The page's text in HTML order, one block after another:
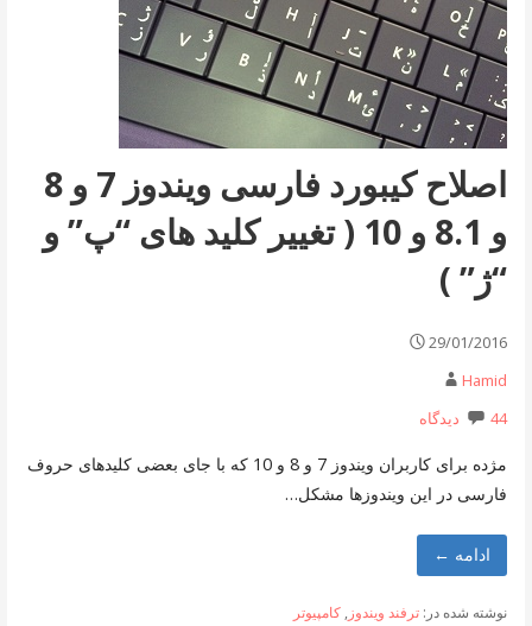
اصلاح کیبورد فارسی ویندوز 7 و 8
و 8.1 و 10 ( تغییر کلید های “پ” و
“ژ” )
29/01/2016
Hamid
44 دیدگاه
مژده برای کاربران ویندوز 7 و 8 و 10 که با جای بعضی کلیدهای حروف
فارسی در این ویندوزها مشکل…
ادامه ←
نوشته شده در: ترفند ویندوز , کامپیوتر